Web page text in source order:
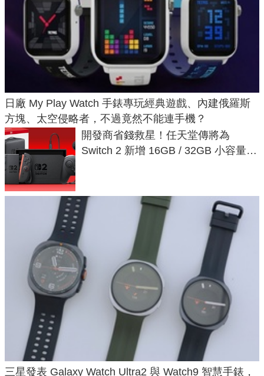
日廠 My Play Watch 手錶專玩經典遊戲、內建俄羅斯
方塊、太空侵略者，不過竟然不能連手機？
開發商省錢救星！任天堂傳將為
Switch 2 新增 16GB / 32GB 小容量遊
三星發表 Galaxy Watch Ultra2 與 Watch9 智慧手錶，